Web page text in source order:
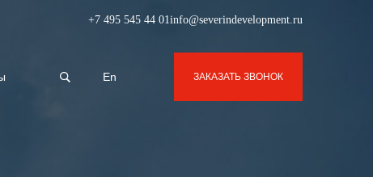
+7 495 545 44 01info@severindevelopment.ru
En ЗАКАЗАТЬ ЗВОНОК